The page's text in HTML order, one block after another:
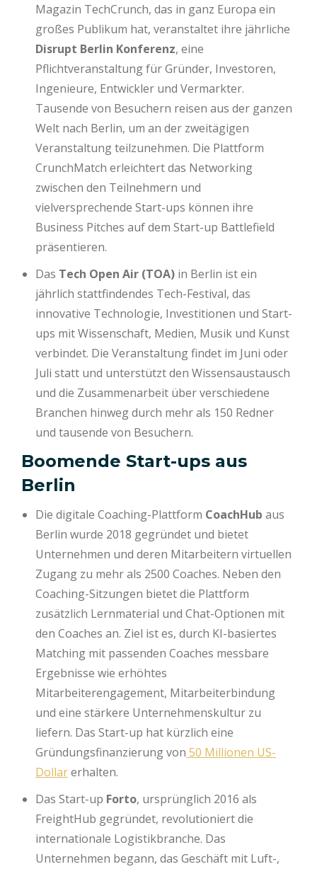
Magazin TechCrunch, das in ganz Europa ein
großes Publikum hat, veranstaltet ihre jährliche
Disrupt Berlin Konferenz, eine
Pflichtveranstaltung für Gründer, Investoren,
Ingenieure, Entwickler und Vermarkter.
Tausende von Besuchern reisen aus der ganzen
Welt nach Berlin, um an der zweitägigen
Veranstaltung teilzunehmen. Die Plattform
CrunchMatch erleichtert das Networking
zwischen den Teilnehmern und
vielversprechende Start-ups können ihre
Business Pitches auf dem Start-up Battlefield
präsentieren.
Das Tech Open Air (TOA) in Berlin ist ein
jährlich stattfindendes Tech-Festival, das
innovative Technologie, Investitionen und Start-
ups mit Wissenschaft, Medien, Musik und Kunst
verbindet. Die Veranstaltung findet im Juni oder
Juli statt und unterstützt den Wissensaustausch
und die Zusammenarbeit über verschiedene
Branchen hinweg durch mehr als 150 Redner
und tausende von Besuchern.
Boomende Start-ups aus
Berlin
Die digitale Coaching-Plattform CoachHub aus
Berlin wurde 2018 gegründet und bietet
Unternehmen und deren Mitarbeitern virtuellen
Zugang zu mehr als 2500 Coaches. Neben den
Coaching-Sitzungen bietet die Plattform
zusätzlich Lernmaterial und Chat-Optionen mit
den Coaches an. Ziel ist es, durch KI-basiertes
Matching mit passenden Coaches messbare
Ergebnisse wie erhöhtes
Mitarbeiterengagement, Mitarbeiterbindung
und eine stärkere Unternehmenskultur zu
liefern. Das Start-up hat kürzlich eine
Gründungsfinanzierung von 50 Millionen US-
Dollarerhalten.
Das Start-up Forto, ursprünglich 2016 als
FreightHub gegründet, revolutioniert die
internationale Logistikbranche. Das
Unternehmen begann, das Geschäft mit Luft-,